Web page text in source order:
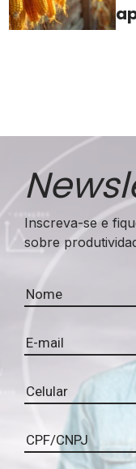
Inscreva-se e
sobre